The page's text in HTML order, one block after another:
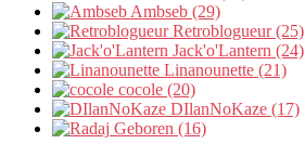
Ambseb (29)
Retroblogueur (25)
Jack'o'Lantern (24)
Linanounette (21)
cocole (20)
DIlanNoKaze (17)
Geboren (16)